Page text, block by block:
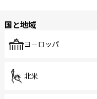
国と地域
ヨーロッパ
北米